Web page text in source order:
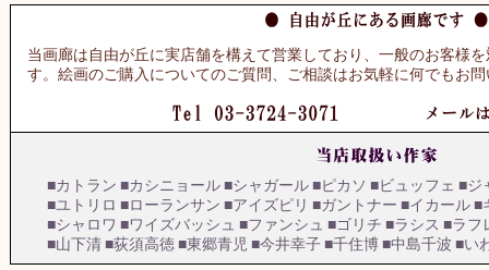
当画廊は自由が丘に実店舗を構えて営業しており、一般のお客様
す。絵画のご購入についてのご質問、ご相談はお気軽に何でもお
■カトラン ■カシニョール■シャガール■ピカソ ■ビュッフェ ■ジ
■ユトリロ ■ローランサン ■アイズピリ ■ガントナー ■イカール■
■シャロワ ■ワイズバッシュ ■ファンシュ ■ゴリチ ■ラシス ■ラフ
■山下清■荻須高徳■東郷青児 ■今井幸子■千住博■中島千波 ■い